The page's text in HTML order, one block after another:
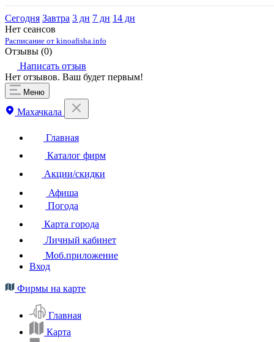
Сегодня Завтра 3 дн 7 дн 14 дн
Нет сеансов
Расписание от kinoafisha.info
Отзывы (0)
Написать отзыв
Нет отзывов. Ваш будет первым!
Меню
Махачкала
Главная
Каталог фирм
Акции/скидки
Афиша
Погода
Карта города
Личный кабинет
Моб.приложение
Вход
Фирмы на карте
Главная
Карта